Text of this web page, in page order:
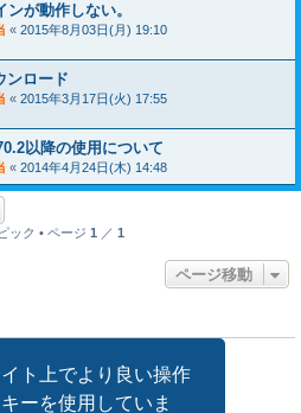
ト上でより良い操作
ーを使用していま
が動作しない。
« 2015年8月03日(月) 19:10
ンロード
« 2015年3月17日(火) 17:55
以降の使用について
« 2014年4月24日(木) 14:48
ック • ページ 1 ／ 1
ページ移動